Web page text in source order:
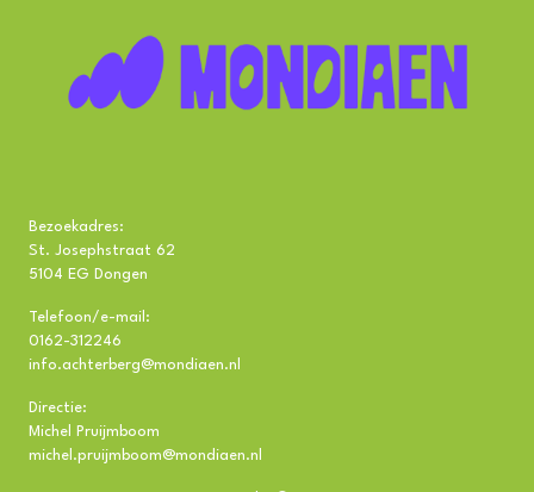
Bezoekadres:
St. Josephstraat 62
5104 EG Dongen
Telefoon/e-mail:
0162-312246
info.achterberg@mondiaen.nl
Directie:
Michel Pruijmboom
michel.pruijmboom@mondiaen.nl